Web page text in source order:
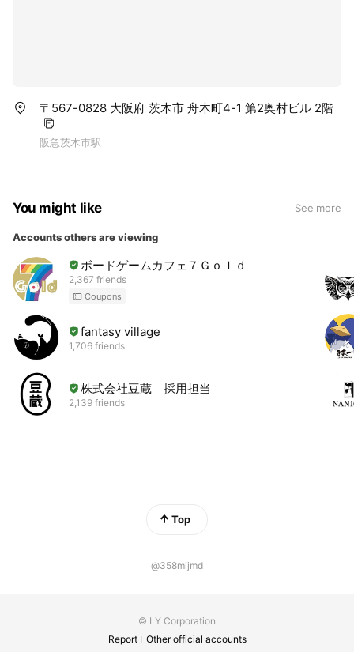
〒567-0828 大阪府 茨木市 舟木町4-1 第2奥村ビル 2階
阪急茨木市駅
You might like See more
Accounts others are viewing
ボードゲームカフェ７Ｇｏｌｄ
2,367 friends
Coupons
fantasy village
1,706 friends
株式会社豆蔵 採用担当
2,139 friends
Top
@358mijmd
© LY Corporation
Report
Other official accounts